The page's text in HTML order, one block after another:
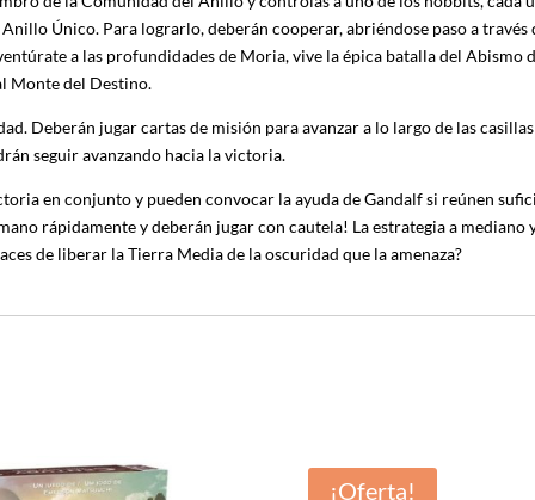
Único. Para lograrlo, deberán cooperar, abriéndose paso a
a las profundidades de Moria, vive la épica batalla del Abismo
Monte del Destino.
Deberán jugar cartas de misión para avanzar a lo largo de las
seguir avanzando hacia la victoria.
en conjunto y pueden convocar la ayuda de Gandalf si reúnen
rápidamente y deberán jugar con cautela! La estrategia a
de liberar la Tierra Media de la oscuridad que la amenaza?
¡Oferta!